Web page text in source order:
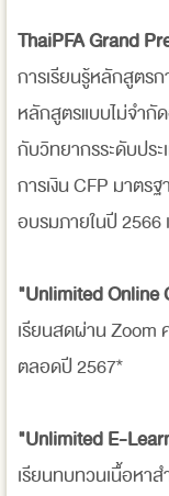
ThaiPFA Grand
การเรียนรู้หลักสูตร
หลักสูตรแบบไม่จำกั
กับวิทยากรระดับประ
การเงิน CFP มาตร
อบรมภายในปี 2566
"Unlimited Online
เรียนสดผ่าน Zoom
ตลอดปี 2567*
"Unlimited E-
เรียนทบทวนเนื้อหา